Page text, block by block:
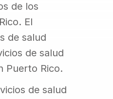
de los
El
de salud
de salud
Puerto Rico.
de salud